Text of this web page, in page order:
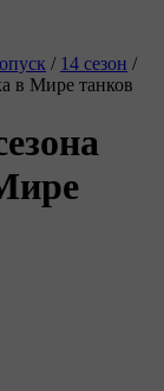
/ 14 сезон /
в Мире танков